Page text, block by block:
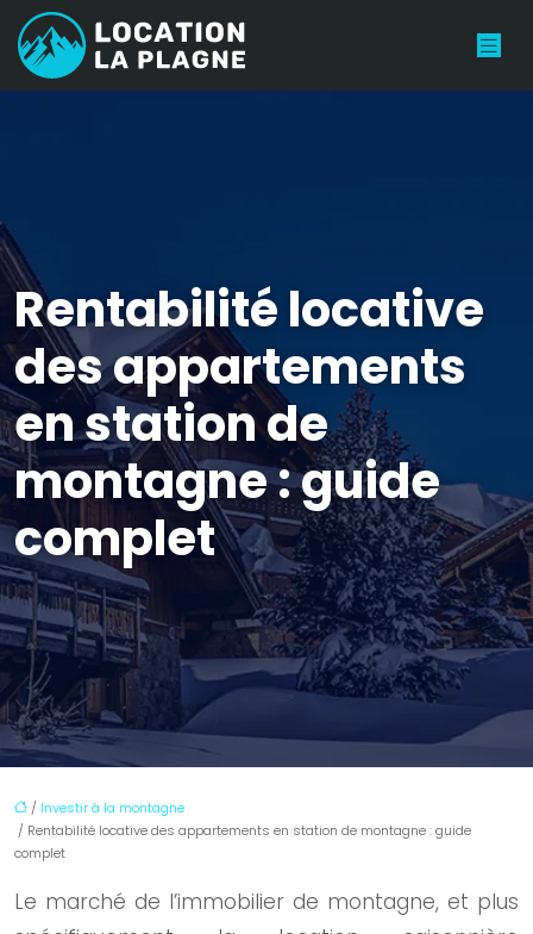
Rentabilité locative
des appartements
en station de
montagne : guide
complet
/ Investir à la montagne
/ Rentabilité locative des appartements en station de montagne : guide
complet
Le marché de l’immobilier de montagne, et plus